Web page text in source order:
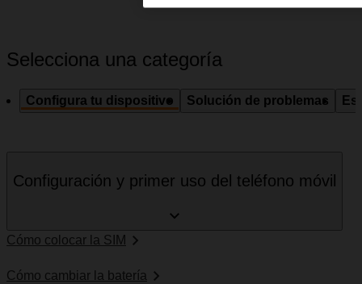
Selecciona una categoría
Configura tu dispositivo Solución de problemas
Configuración y primer uso del teléfono móvil
Cómo colocar la SIM
Cómo cambiar la batería